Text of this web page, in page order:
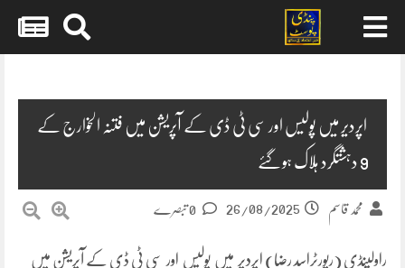
اپردیر میں پولیس اور سی ٹی ڈی کے آپریشن میں فتنہ الخوارج کے
9 دہشتگرد ہلاک ہوگئے
محمد قاسم 26/08/2025
راولپنڈی (رپورٹراسد رضا) اپردیر میں پولیس اور سی ٹی ڈی کے آپریشن میں